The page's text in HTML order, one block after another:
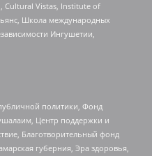
Cultural Vistas, Institute of
Школа международных
Ингушетии,
политики, Фонд
Центр поддержки и
Благотворительный фонд
губерния, Эра здоровья,